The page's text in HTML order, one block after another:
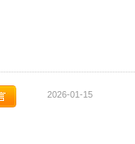
2026-01-15